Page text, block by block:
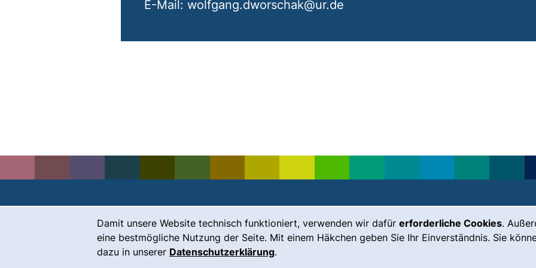
Damit unsere Website technisch funktioniert, verwenden wir dafür erforderliche Cookies.
eine bestmögliche Nutzung der Seite. Mit einem Häkchen geben Sie Ihr Einverständnis. Sie
dazu in unserer Datenschutzerklärung.
E-Mail: wolfgang.dworschak​@ur.de
Kontakt
Karriere
Leichte Sprache
Gebärdensprache
Impressum